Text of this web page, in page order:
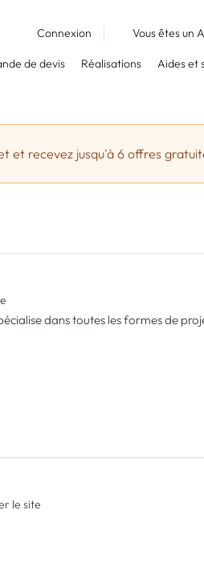
Connexion Vous êtes un
de devis Réalisations Aides et
et recevez jusqu'à 6 offres
dans toutes les formes de
le site